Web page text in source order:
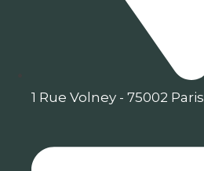
1 Rue Volney - 75002 Paris